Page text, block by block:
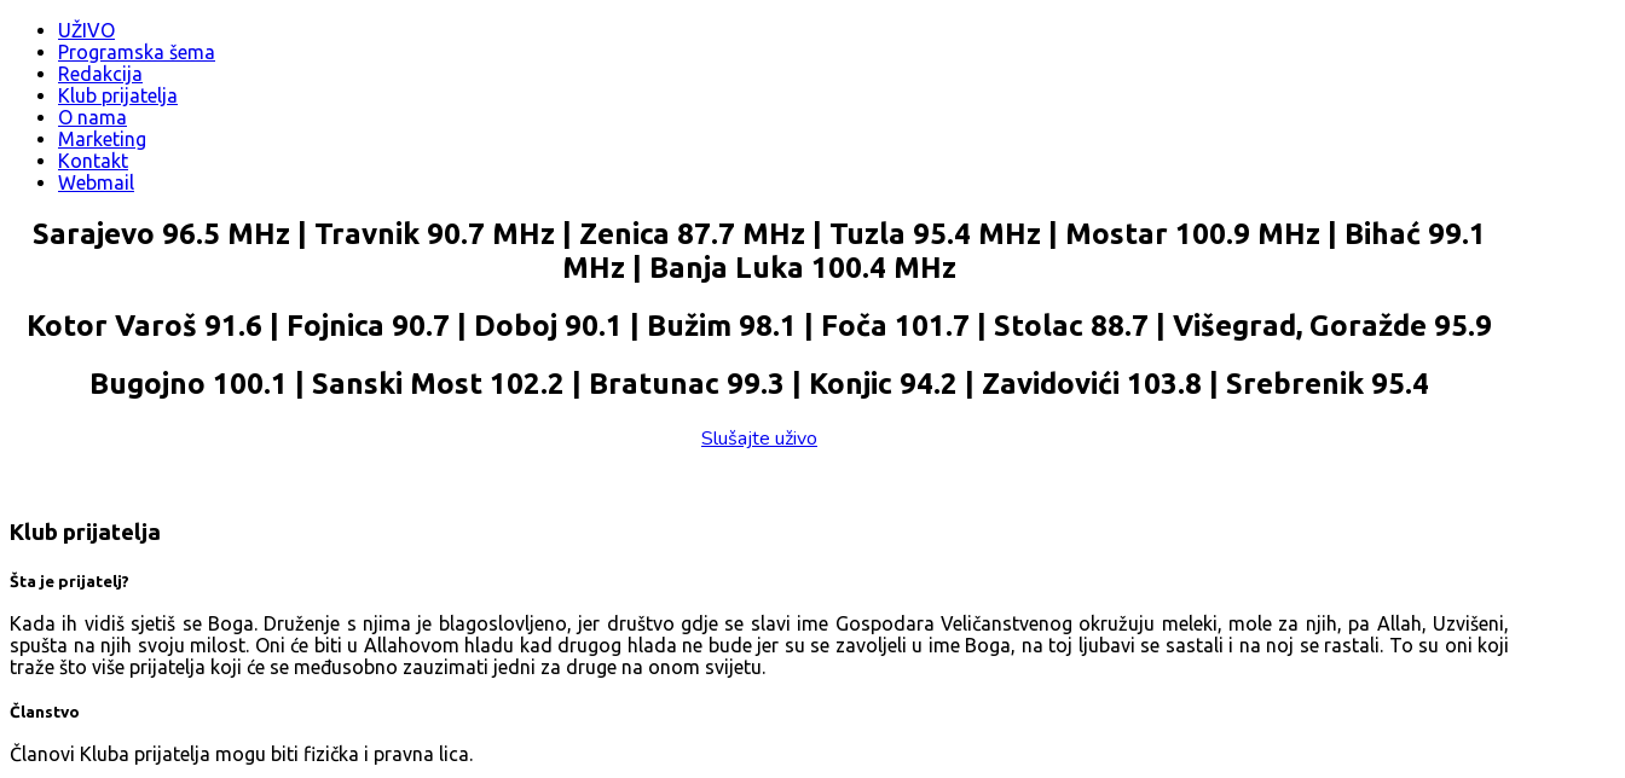
UŽIVO
Programska šema
Redakcija
Klub prijatelja
O nama
Marketing
Kontakt
Webmail
Sarajevo 96.5 MHz | Travnik 90.7 MHz | Zenica 87.7 MHz | Tuzla 95.4 MHz | Mostar 100.9 MHz | Bihać 99.1
MHz | Banja Luka 100.4 MHz
Kotor Varoš 91.6 | Fojnica 90.7 | Doboj 90.1 | Bužim 98.1 | Foča 101.7 | Stolac 88.7 | Višegrad, Goražde 95.9
Bugojno 100.1 | Sanski Most 102.2 | Bratunac 99.3 | Konjic 94.2 | Zavidovići 103.8 | Srebrenik 95.4
Slušajte uživo
Klub prijatelja
Šta je prijatelj?
Kada ih vidiš sjetiš se Boga. Druženje s njima je blagoslovljeno, jer društvo gdje se slavi ime Gospodara Veličanstvenog okružuju meleki, mole za njih, pa Allah, Uzvišeni,
spušta na njih svoju milost. Oni će biti u Allahovom hladu kad drugog hlada ne bude jer su se zavoljeli u ime Boga, na toj ljubavi se sastali i na noj se rastali. To su oni koji
traže što više prijatelja koji će se međusobno zauzimati jedni za druge na onom svijetu.
Članstvo
Članovi Kluba prijatelja mogu biti fizička i pravna lica.